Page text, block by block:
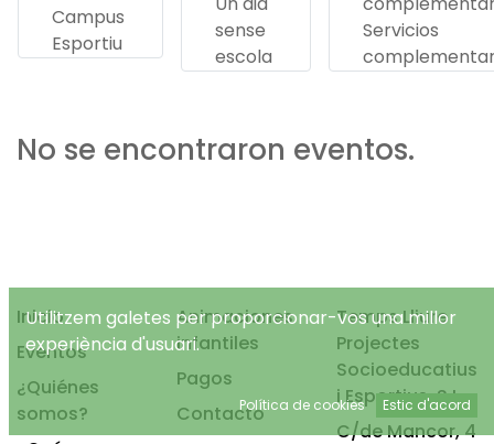
Campus
Esportiu
sense
escola
Servicios
No se encontraron eventos.
Inicio
Eventos
¿Quiénes
somos?
Animaciones
infantiles
Pagos
Contacto
Temps Lliure
Projectes
Socioeducatius
i Esportius, S.L.
C/de Mancor, 4
Utilitzem galetes per proporcionar-vos una millor
experiència d'usuari.
Política de cookies Estic d'acord